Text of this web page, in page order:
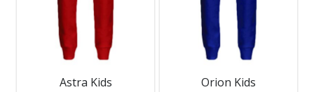
Astra Kids
Orion Kids